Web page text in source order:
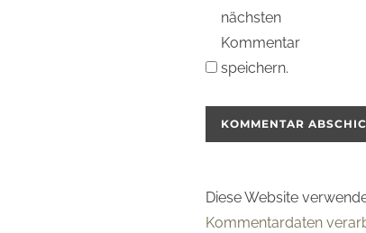
nächsten
Kommentar
speichern.
Diese Website
Kommentardaten